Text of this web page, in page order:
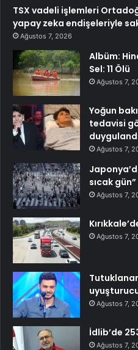
TSX vadeli işlemleri
yapay zeka endişeleriyle
Ağustos 7, 2026
Albüm:
Sel: 11 Ölü
Ağustos 7,
Yoğun
tedavisi
Ağustos 7,
sıcak
Ağustos 7,
Ağustos 7,
Ağustos 7,
İdlib’de
Ağustos 7,